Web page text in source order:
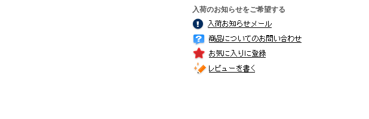
入荷のお知らせをご希望する